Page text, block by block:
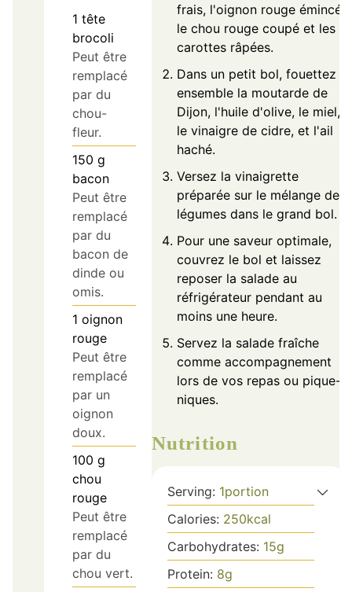
1 tête
brocoli
Peut être
remplacé
par du
chou-
fleur.
150 g
bacon
Peut être
remplacé
par du
bacon de
dinde ou
omis.
1 oignon
rouge
Peut être
remplacé
par un
oignon
doux.
100 g
chou
rouge
Peut être
remplacé
par du
chou vert.
frais, l'oignon rouge émincé,
le chou rouge coupé et les
carottes râpées.
Dans un petit bol, fouettez
ensemble la moutarde de
Dijon, l'huile d'olive, le miel,
le vinaigre de cidre, et l'ail
haché.
Versez la vinaigrette
préparée sur le mélange de
légumes dans le grand bol.
Pour une saveur optimale,
couvrez le bol et laissez
reposer la salade au
réfrigérateur pendant au
moins une heure.
Servez la salade fraîche
comme accompagnement
lors de vos repas ou pique-
niques.
Nutrition
Serving: 1portion
Calories: 250kcal
Carbohydrates: 15g
Protein: 8g